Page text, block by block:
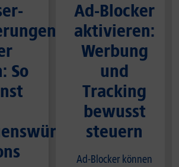
So
Ad-Blocker
aktivieren:
Werbung
und
Tracking
bewusst
steuern
Ad-Blocker können